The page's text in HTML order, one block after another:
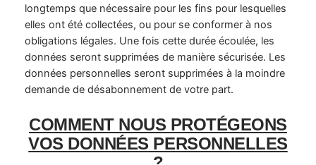
longtemps que nécessaire pour les fins pour lesquelles
elles ont été collectées, ou pour se conformer à nos
obligations légales. Une fois cette durée écoulée, les
données seront supprimées de manière sécurisée. Les
données personnelles seront supprimées à la moindre
demande de désabonnement de votre part.
COMMENT NOUS PROTÉGEONS
VOS DONNÉES PERSONNELLES